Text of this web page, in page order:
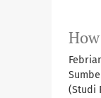
(Studi